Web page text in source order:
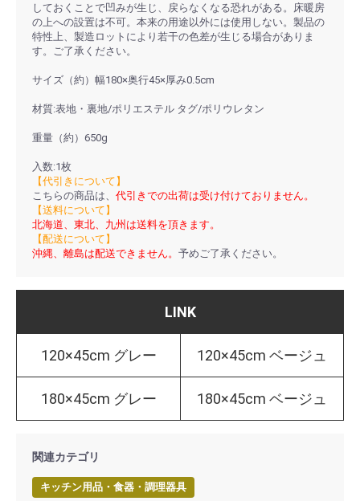
しておくことで凹みが生じ、戻らなくなる恐れがある。床暖房
の上への設置は不可。本来の用途以外には使用しない。製品の
特性上、製造ロットにより若干の色差が生じる場合がありま
す。ご了承ください。
サイズ（約）幅180×奥行45×厚み0.5cm
材質:表地・裏地/ポリエステル タグ/ポリウレタン
重量（約）650g
入数:1枚
【代引きについて】
こちらの商品は、 代引きでの出荷は受け付けておりません。
【送料について】
北海道、東北、九州は送料を頂きます。
【配送について】
沖縄、離島は配送できません。 予めご了承ください。
LINK
120×45cm グレー 120×45cm ベージュ
180×45cm グレー 180×45cm ベージュ
関連カテゴリ
キッチン用品・食器・調理器具